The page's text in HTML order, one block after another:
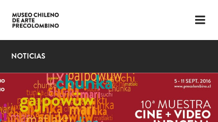
LENGUAJE
PLANIFICA TU VISITA
EXPOSICIONES
COLECCIÓN
NOTICIAS